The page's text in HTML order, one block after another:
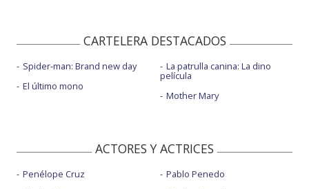
CARTELERA DESTACADOS
Spider-man: Brand new day
El último mono
La patrulla canina: La dino
película
Mother Mary
ACTORES Y ACTRICES
Penélope Cruz
Pablo Penedo